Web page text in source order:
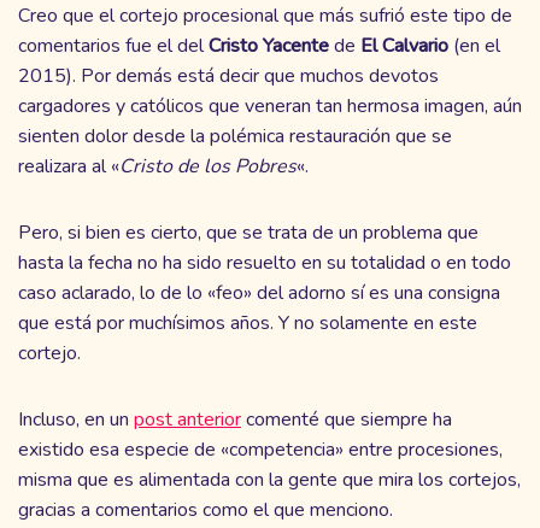
Creo que el cortejo procesional que más sufrió este tipo de
comentarios fue el delCristo Yacentede El Calvario (en el
2015). Por demás está decir que muchos devotos
cargadores y católicos que veneran tan hermosa imagen, aún
sienten dolor desde la polémica restauración que se
realizara al «Cristo de los Pobres«.
Pero, si bien es cierto, que se trata de un problema que
hasta la fecha no ha sido resuelto en su totalidad o en todo
caso aclarado, lo de lo «feo» del adorno sí es una consigna
que está por muchísimos años. Y no solamente en este
cortejo.
Incluso, en un post anteriorcomenté que siempre ha
existido esa especie de «competencia» entre procesiones,
misma que es alimentada con la gente que mira los cortejos,
gracias a comentarios como el que menciono.